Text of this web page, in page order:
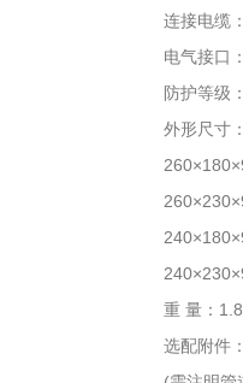
连接电缆：
电气接口：
防护等级：
外形尺寸
重 量：
选配附件：